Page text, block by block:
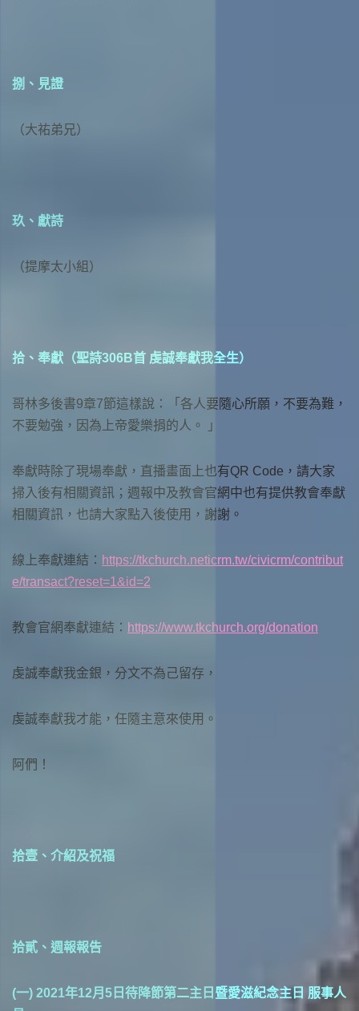
捌、見證
（大祐弟兄）
玖、獻詩
（提摩太小組）
拾、奉獻（聖詩306B首 虔誠奉獻我全生）
哥林多後書9章7節這樣說：「各人要隨心所願，不要為難，
不要勉強，因為上帝愛樂捐的人。 」
奉獻時除了現場奉獻，直播畫面上也有QR Code，請大家
掃入後有相關資訊；週報中及教會官網中也有提供教會奉獻
相關資訊，也請大家點入後使用，謝謝。
線上奉獻連結： https://tkchurch.neticrm.tw/civicrm/contribut
e/transact?reset=1&id=2
教會官網奉獻連結： https://www.tkchurch.org/donation
虔誠奉獻我金銀，分文不為己留存，
虔誠奉獻我才能，任隨主意來使用。
阿們！
拾壹、介紹及祝福
拾貳、週報報告
(一) 2021年12月5日待降節第二主日暨愛滋紀念主日 服事人